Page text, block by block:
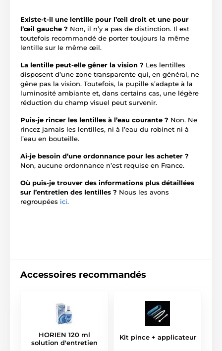
Existe-t-il une lentille pour l’œil droit et une pour
l’œil gauche ? Non, il n’y a pas de distinction. Il est
toutefois recommandé de porter toujours la même
lentille sur le même œil.
La lentille peut-elle gêner la vision ? Les lentilles
disposent d’une zone transparente qui, en général, ne
gêne pas la vision. Toutefois, la pupille s’adapte à la
luminosité ambiante et, dans certains cas, une légère
réduction du champ visuel peut survenir.
Puis-je rincer les lentilles à l’eau courante ? Non. Ne
rincez jamais les lentilles, ni à l’eau du robinet ni à
l’eau en bouteille.
Ai-je besoin d’une ordonnance pour les acheter ?
Non, aucune ordonnance n’est requise en France.
Où puis-je trouver des informations plus détaillées
sur l’entretien des lentilles ? Nous les avons
regroupées ici.
Accessoires recommandés
HORIEN 120 ml
solution d'entretien
Kit pince + applicateur